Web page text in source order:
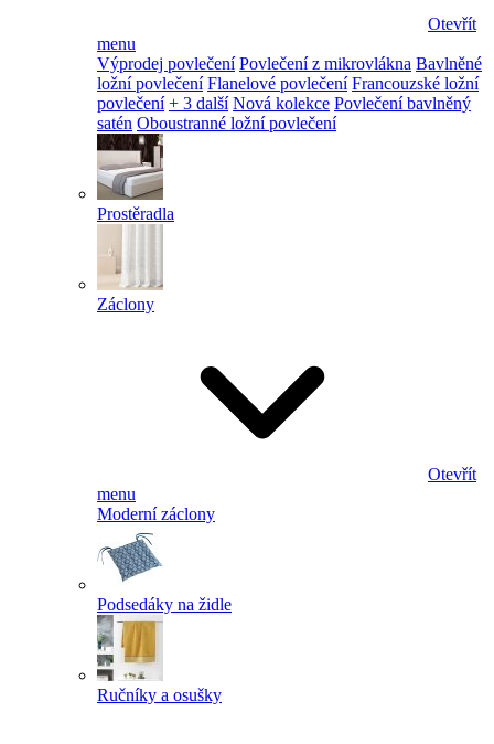
Otevřít
menu
Výprodej povlečení Povlečení z mikrovlákna Bavlněné
ložní povlečení Flanelové povlečení Francouzské ložní
povlečení + 3 další Nová kolekce Povlečení bavlněný
satén Oboustranné ložní povlečení
Prostěradla
Záclony
Otevřít
menu
Moderní záclony
Podsedáky na židle
Ručníky a osušky